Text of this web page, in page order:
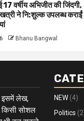
वर्षीय अभिजीत की जिंदगी,
ने नि:शुल्क उपलब्ध कराईं
Bhanu Bangwal
इसमें लेख,
किसी सोशल
NEW (4)
Politics